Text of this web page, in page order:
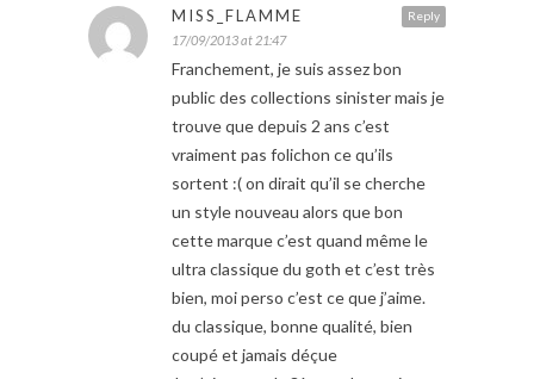
Reply
MISS_FLAMME
17/09/2013 at 21:47
Franchement, je suis assez bon
public des collections sinister mais je
trouve que depuis 2 ans c’est
vraiment pas folichon ce qu’ils
sortent :( on dirait qu’il se cherche
un style nouveau alors que bon
cette marque c’est quand même le
ultra classique du goth et c’est très
bien, moi perso c’est ce que j’aime.
du classique, bonne qualité, bien
coupé et jamais déçue